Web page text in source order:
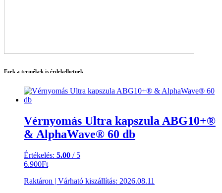
Ezek a termékek is érdekelhetnek
Vérnyomás Ultra kapszula ABG10+®
& AlphaWave® 60 db
Értékelés: 5.00 / 5
6.900Ft
Raktáron | Várható kiszállítás: 2026.08.11